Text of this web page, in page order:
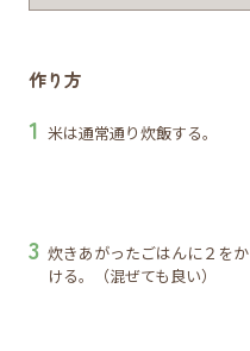
作り方
米は通常通り炊飯する。
炊きあがったごはんに２をか
ける。（混ぜても良い）